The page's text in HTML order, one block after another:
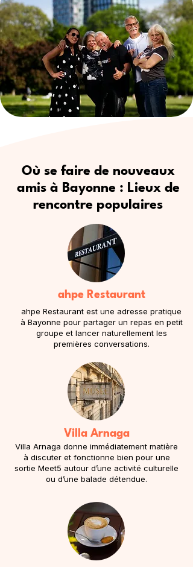
Où se faire de nouveaux
amis à Bayonne : Lieux de
rencontre populaires
ahpe Restaurant
ahpe Restaurant est une adresse pratique
à Bayonne pour partager un repas en petit
groupe et lancer naturellement les
premières conversations.
Villa Arnaga
Villa Arnaga donne immédiatement matière
à discuter et fonctionne bien pour une
sortie Meet5 autour d’une activité culturelle
ou d’une balade détendue.